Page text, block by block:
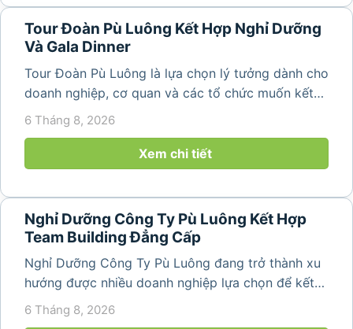
Tour Đoàn Pù Luông Kết Hợp Nghỉ Dưỡng
Và Gala Dinner
Tour Đoàn Pù Luông là lựa chọn lý tưởng dành cho
doanh nghiệp, cơ quan và các tổ chức muốn kết
hợp nghỉ dưỡng, tham quan và tổ chức các hoạt
động gắn kết tập thể. Với cảnh quan thiên nhiên
nguyên sơ, không khí...
6 Tháng 8, 2026
Xem chi tiết
Nghỉ Dưỡng Công Ty Pù Luông Kết Hợp
Team Building Đẳng Cấp
Nghỉ Dưỡng Công Ty Pù Luông đang trở thành xu
hướng được nhiều doanh nghiệp lựa chọn để kết
hợp giữa nghỉ ngơi, tái tạo năng lượng và xây
6 Tháng 8, 2026